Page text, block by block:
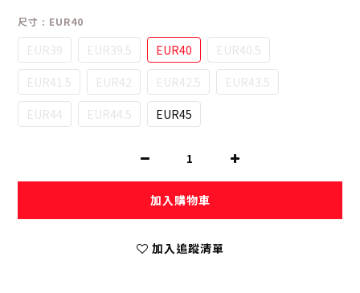
尺寸 : EUR40
EUR39 EUR39.5 EUR40
EUR40.5
EUR41.5
EUR42 EUR42.5
EUR43.5
EUR44
EUR44.5 EUR45
加入購物車
加入追蹤清單